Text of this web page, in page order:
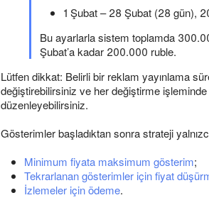
1 Şubat – 28 Şubat (28 gün),
Bu ayarlarla sistem toplamda
Şubat’a kadar 200.000 ruble.
Lütfen dikkat: Belirli bir reklam yayınlama
değiştirebilirsiniz ve her değiştirme işleminde
düzenleyebilirsiniz.
Gösterimler başladıktan sonra strateji
Minimum fiyata maksimum gösterim;
Tekrarlanan gösterimler için fiyat
İzlemeler için ödeme.